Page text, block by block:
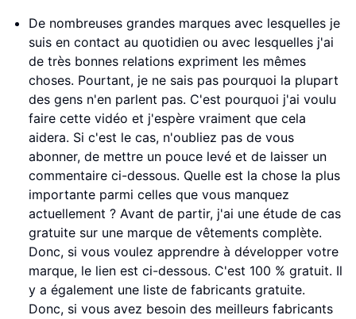
De nombreuses grandes marques avec lesquelles je
suis en contact au quotidien ou avec lesquelles j'ai
de très bonnes relations expriment les mêmes
choses. Pourtant, je ne sais pas pourquoi la plupart
des gens n'en parlent pas. C'est pourquoi j'ai voulu
faire cette vidéo et j'espère vraiment que cela
aidera. Si c'est le cas, n'oubliez pas de vous
abonner, de mettre un pouce levé et de laisser un
commentaire ci-dessous. Quelle est la chose la plus
importante parmi celles que vous manquez
actuellement ? Avant de partir, j'ai une étude de cas
gratuite sur une marque de vêtements complète.
Donc, si vous voulez apprendre à développer votre
marque, le lien est ci-dessous. C'est 100 % gratuit. Il
y a également une liste de fabricants gratuite.
Donc, si vous avez besoin des meilleurs fabricants